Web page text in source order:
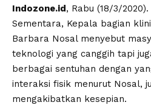
Indozone.id, Rabu (18/3/2020).
Sementara, Kepala bagian
Barbara Nosal menyebut
teknologi yang canggih tapi
berbagai sentuhan dengan
interaksi fisik menurut Nosal,
mengakibatkan kesepian.